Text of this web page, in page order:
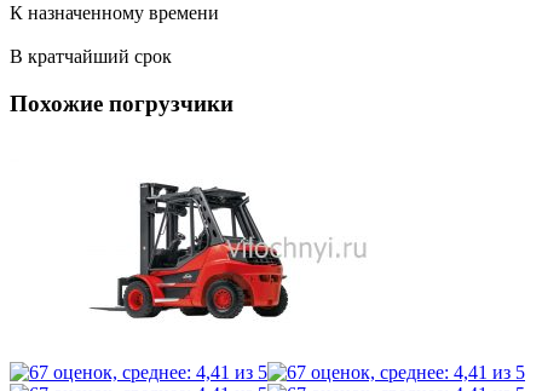
К назначенному времени
В кратчайший срок
Похожие погрузчики